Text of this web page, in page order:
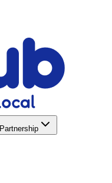
Partnership